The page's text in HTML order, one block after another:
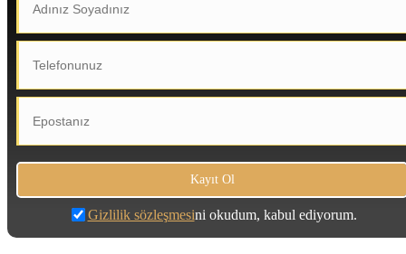
Gizlilik sözleşmesini okudum, kabul ediyorum.